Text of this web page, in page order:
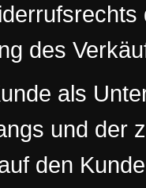
des
als
und der
den